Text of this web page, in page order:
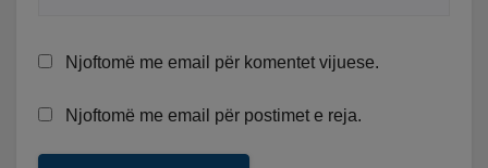
Njoftomë me email për komentet vijuese.
Njoftomë me email për postimet e reja.